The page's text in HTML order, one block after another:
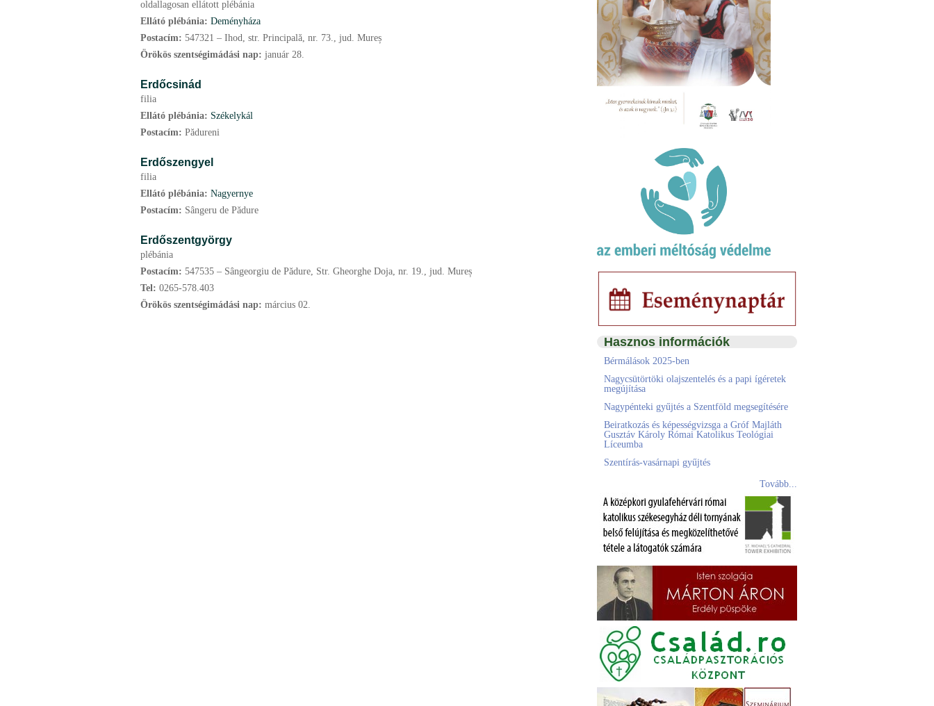
oldallagosan ellátott plébánia
Ellátó plébánia: Deményháza
Postacím: 547321 – Ihod, str. Principală, nr. 73., jud. Mureș
Örökös szentségimádási nap: január 28.
Erdőcsinád
filia
Ellátó plébánia: Székelykál
Postacím: Pădureni
Erdőszengyel
filia
Ellátó plébánia: Nagyernye
Postacím: Sângeru de Pădure
Erdőszentgyörgy
plébánia
Postacím: 547535 – Sângeorgiu de Pădure, Str. Gheorghe Doja, nr. 19., jud. Mureș
Tel: 0265-578.403
Örökös szentségimádási nap: március 02.
Hasznos információk
Bérmálások 2025-ben
Nagycsütörtöki olajszentelés és a papi ígéretek
megújítása
Nagypénteki gyűjtés a Szentföld megsegítésére
Beiratkozás és képességvizsga a Gróf Majláth
Gusztáv Károly Római Katolikus Teológiai
Líceumba
Szentírás-vasárnapi gyűjtés
Tovább...